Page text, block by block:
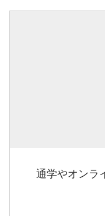
通学やオンラ